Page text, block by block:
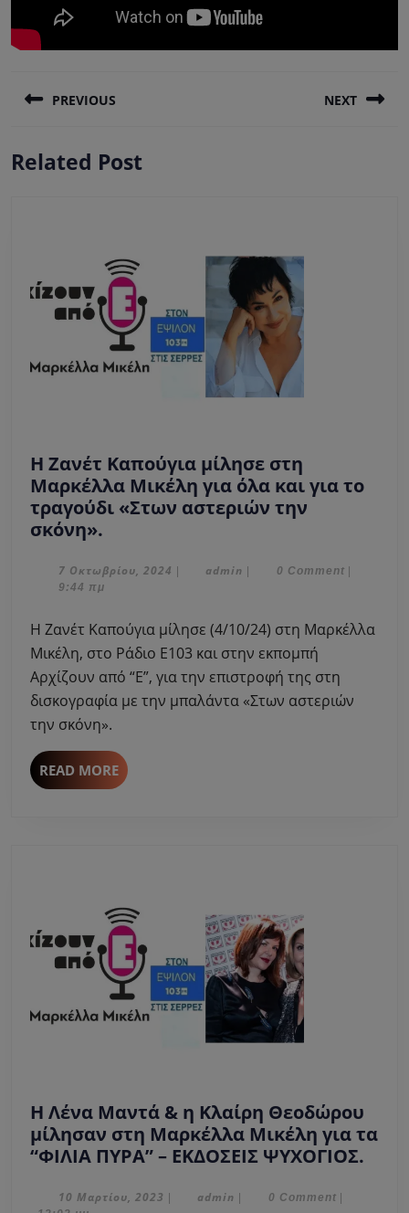
άρθρων
PREVIOUS
post:
NEXT
Related Post
Η Ζανέτ Καπούγια μίλησε στη
Μαρκέλλα Μικέλη για όλα και για το
τραγούδι «Στων αστεριών την
σκόνη».
Καπούγια
μίλησε
Μαρκέλλα
Μικέλη
για
όλα
και
για
το
τραγούδι
7 Οκτωβρίου, 2024 7| admin admin
| 0 Comment |
9:44 πμ
Η Ζανέτ Καπούγια μίλησε (4/10/24) στη Μαρκέλλα
Μικέλη, στο Ράδιο Ε103 και στην εκπομπή
Αρχίζουν από “Ε”, για την επιστροφή της στη
δισκογραφία με την μπαλάντα «Στων αστεριών
την σκόνη».
READ MOREREAD
MORE
Η Λένα Μαντά & η Κλαίρη Θεοδώρου
μίλησαν στη Μαρκέλλα Μικέλη για τα
“ΦΙΛΙΑ ΠΥΡΑ” – ΕΚΔΟΣΕΙΣ ΨΥΧΟΓΙΟΣ.
10 Μαρτίου, 2023 10| admin admin
| 0 Comment |